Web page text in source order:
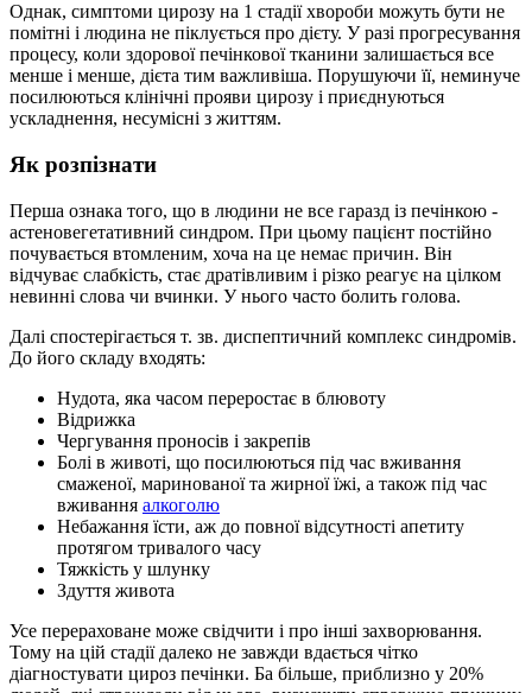
Однак, симптоми цирозу на 1 стадії хвороби можуть бути не
помітні і людина не піклується про дієту. У разі прогресування
процесу, коли здорової печінкової тканини залишається все
менше і менше, дієта тим важливіша. Порушуючи її, неминуче
посилюються клінічні прояви цирозу і приєднуються
ускладнення, несумісні з життям.
Як розпізнати
Перша ознака того, що в людини не все гаразд із печінкою -
астеновегетативний синдром. При цьому пацієнт постійно
почувається втомленим, хоча на це немає причин. Він
відчуває слабкість, стає дратівливим і різко реагує на цілком
невинні слова чи вчинки. У нього часто болить голова.
Далі спостерігається т. зв. диспептичний комплекс синдромів.
До його складу входять:
Нудота, яка часом переростає в блювоту
Відрижка
Чергування проносів і закрепів
Болі в животі, що посилюються під час вживання
смаженої, маринованої та жирної їжі, а також під час
вживання алкоголю
Небажання їсти, аж до повної відсутності апетиту
протягом тривалого часу
Тяжкість у шлунку
Здуття живота
Усе перераховане може свідчити і про інші захворювання.
Тому на цій стадії далеко не завжди вдається чітко
діагностувати цироз печінки. Ба більше, приблизно у 20%